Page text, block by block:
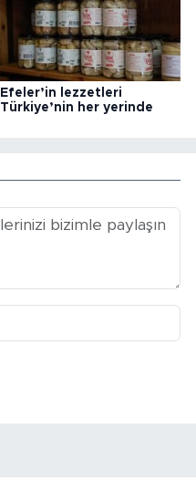
Efeler’in lezzetleri
Türkiye’nin her yerinde